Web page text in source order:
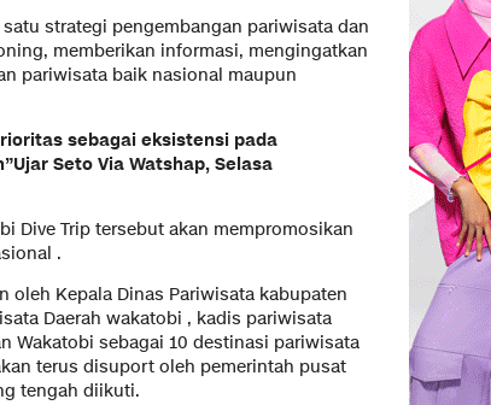
strategi pengembangan pariwisata dan
memberikan informasi, mengingatkan
pariwisata baik nasional maupun
sebagai eksistensi pada
Seto Via Watshap, Selasa
Dive Trip tersebut akan mempromosikan
.
oleh Kepala Dinas Pariwisata kabupaten
Daerah wakatobi , kadis pariwisata
Wakatobi sebagai 10 destinasi pariwisata
terus disuport oleh pemerintah pusat
tengah diikuti.